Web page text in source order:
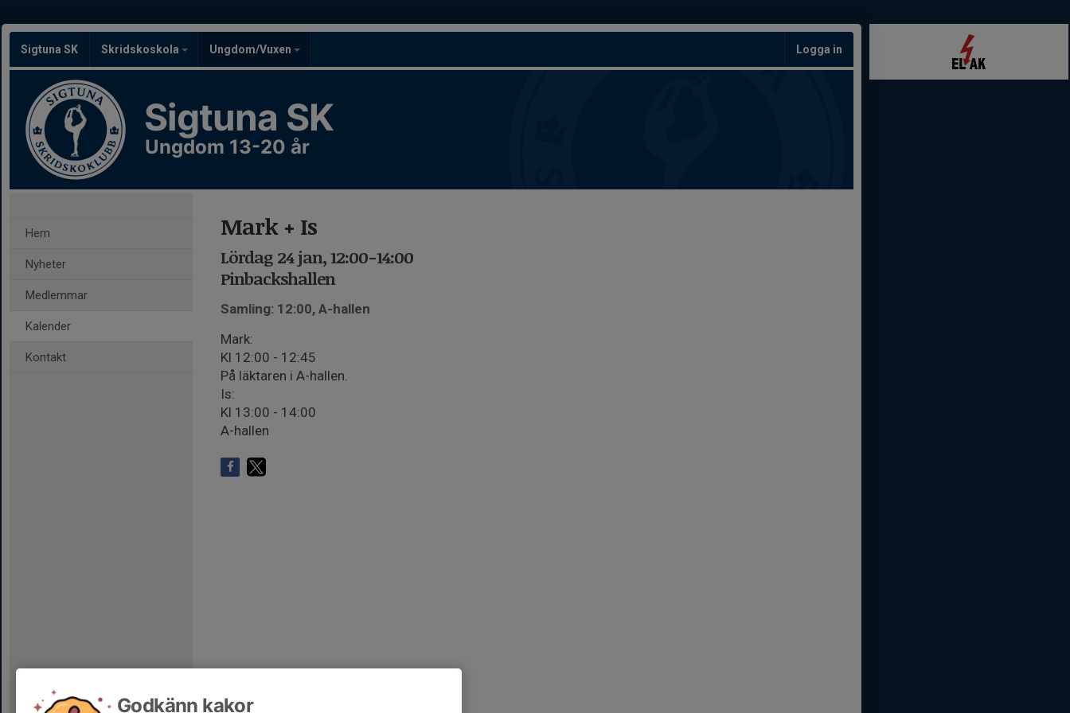
Sigtuna SK Skridskoskola Ungdom/Vuxen Logga in
Sigtuna SK
Ungdom 13-20 år
Hem
Nyheter
Medlemmar
Kalender
Kontakt
Mark + Is
Lördag 24 jan, 12:00-14:00
Pinbackshallen
Samling: 12:00, A-hallen
Mark:
Kl 12:00 - 12:45
På läktaren i A-hallen.
Is:
Kl 13:00 - 14:00
A-hallen
Godkänn kakor